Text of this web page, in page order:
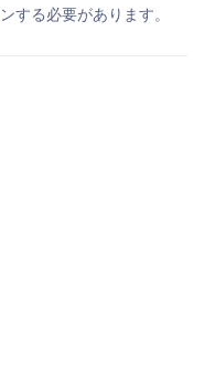
する必要があります。